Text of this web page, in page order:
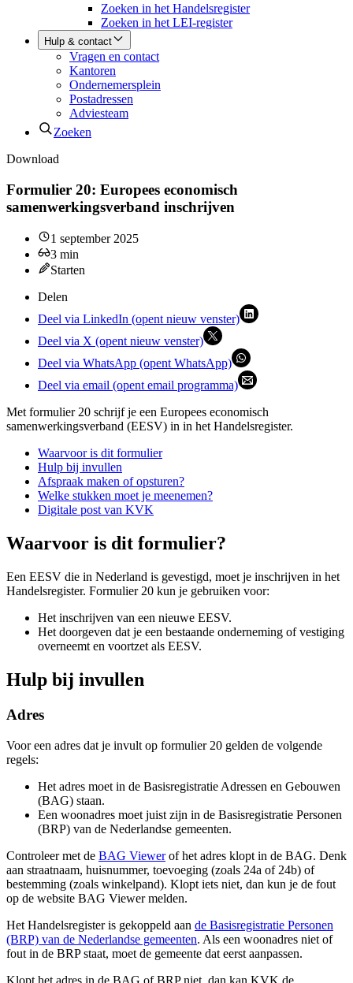
Zoeken in het Handelsregister
Zoeken in het LEI-register
Hulp & contact
Vragen en contact
Kantoren
Ondernemersplein
Postadressen
Adviesteam
Zoeken
Download
Formulier 20: Europees economisch
samenwerkingsverband inschrijven
1 september 2025
3 min
Starten
Delen
Deel via LinkedIn (opent nieuw venster)
Deel via X (opent nieuw venster)
Deel via WhatsApp (opent WhatsApp)
Deel via email (opent email programma)
Met formulier 20 schrijf je een Europees economisch
samenwerkingsverband (EESV) in in het Handelsregister.
Waarvoor is dit formulier
Hulp bij invullen
Afspraak maken of opsturen?
Welke stukken moet je meenemen?
Digitale post van KVK
Waarvoor is dit formulier?
Een EESV die in Nederland is gevestigd, moet je inschrijven in het
Handelsregister. Formulier 20 kun je gebruiken voor:
Het inschrijven van een nieuwe EESV.
Het doorgeven dat je een bestaande onderneming of vestiging
overneemt en voortzet als EESV.
Hulp bij invullen
Adres
Voor een adres dat je invult op formulier 20 gelden de volgende
regels:
Het adres moet in de Basisregistratie Adressen en Gebouwen
(BAG) staan.
Een woonadres moet juist zijn in de Basisregistratie Personen
(BRP) van de Nederlandse gemeenten.
Controleer met de BAG Viewerof het adres klopt in de BAG. Denk
aan straatnaam, huisnummer, toevoeging (zoals 24a of 24b) of
bestemming (zoals winkelpand). Klopt iets niet, dan kun je de fout
op de website BAG Viewer melden.
Het Handelsregister is gekoppeld aan de Basisregistratie Personen
(BRP) van de Nederlandse gemeenten. Als een woonadres niet of
fout in de BRP staat, moet de gemeente dat eerst aanpassen.
Klopt het adres in de BAG of BRP niet, dan kan KVK de